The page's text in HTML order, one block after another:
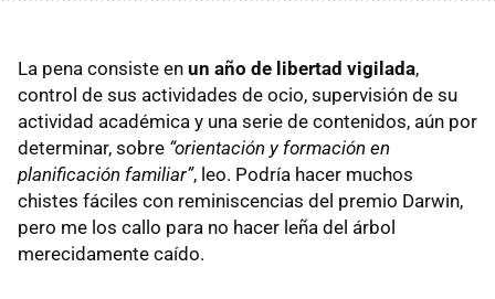
La pena consiste en un año de libertad vigilada,
control de sus actividades de ocio, supervisión de su
actividad académica y una serie de contenidos, aún por
determinar, sobre “orientación y formación en
planificación familiar”, leo. Podría hacer muchos
chistes fáciles con reminiscencias del premio Darwin,
pero me los callo para no hacer leña del árbol
merecidamente caído.